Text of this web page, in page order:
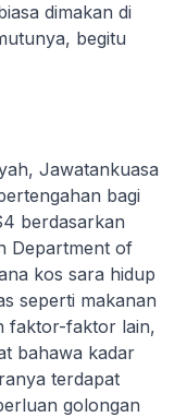
dimakan di
begitu
Jawatankuasa
bagi
berdasarkan
Department of
kos sara hidup
seperti makanan
faktor-faktor lain,
bahawa kadar
terdapat
golongan